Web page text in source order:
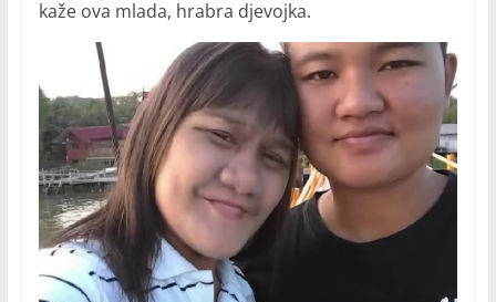
kaže ova mlada, hrabra djevojka.